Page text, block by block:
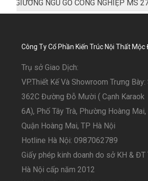
GIƯỜNG NGỦ GỖ CÔNG NGHIỆP MS
Công Ty Cổ Phần Kiến Trúc Nội Thất Mộc
Trụ sở Giao Dịch:
VP.Thiết Kế Và Showroom Trưng Bày:
362C Đường Đỗ Mười ( Cạnh Karaok
6A), Phố Tây Trà, Phường Hoàng Mai,
Quận Hoàng Mai, TP Hà Nội
Hotline Hà Nội: 0987062789
Giấy phép kinh doanh do sở KH & ĐT
Hà Nội cấp năm 2012